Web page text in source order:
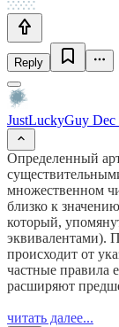
Reply
JustLuckyGuy Dec
Определенный
множественном
близко к
который,
эквивалентами).
происходит от
частные правила
расширяют
читать далее...